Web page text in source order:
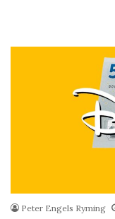
Peter Engels Ryming